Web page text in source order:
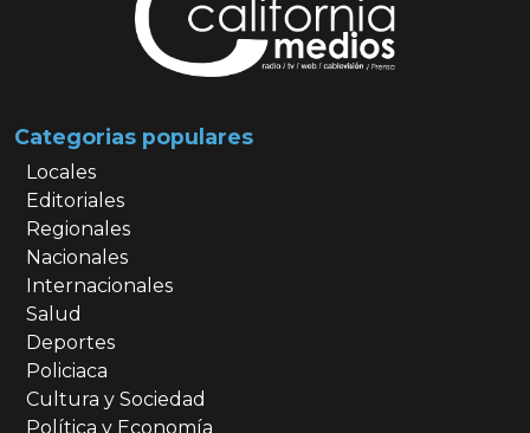
Categorias populares
Locales
Editoriales
Regionales
Nacionales
Internacionales
Salud
Deportes
Policiaca
Cultura y Sociedad
Política y Economía